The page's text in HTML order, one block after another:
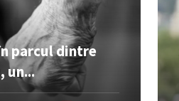
parcul dintre
un...